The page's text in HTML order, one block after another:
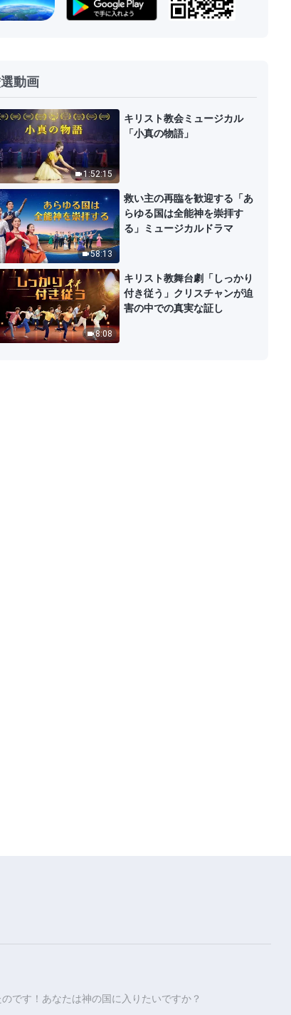
9:56
神の御言葉「全宇宙への神の言
葉：神の国の賛歌」
14:21
神の御言葉「全宇宙に向かって語
った神の言葉：十一番目の言葉」
17:15
神の御言葉「全宇宙に向かって語
った神の言葉：十二番目の言葉」
葉」
動画
1:52:15
キリスト教会ミュージカル
「小真の物語」
58:13
救い主の再臨を歓迎する「あ
らゆる国は全能神を崇拝す
る」ミュージカルドラマ
8:08
キリスト教舞台劇「しっかり
付き従う」クリスチャンが迫
害の中での真実な証し
です！あなたは神の国に入りたいですか？